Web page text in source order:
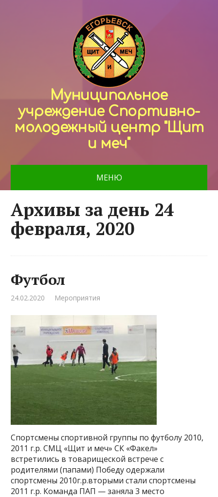
Муниципальное
учреждение Спортивно-
молодежный центр "Щит
и меч"
МЕНЮ
Архивы за день 24
февраля, 2020
Футбол
24.02.2020 Мероприятия
Спортсмены спортивной группы по футболу 2010,
2011 г.р. СМЦ «Щит и меч» СК «Факел»
встретились в товарищеской встрече с
родителями (папами) Победу одержали
спортсмены 2010г.р.вторыми стали спортсмены
2011 г.р. Команда ПАП — заняла 3 место